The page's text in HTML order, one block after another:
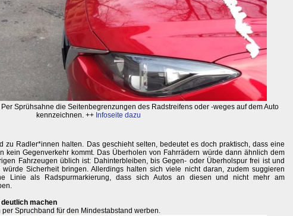
Sprühsahne die Seitenbegrenzungen des Radstreifens oder -weges auf dem Auto
kennzeichnen. ++ Infoseite dazu
zu Radler*innen halten. Das geschieht selten, bedeutet es doch praktisch, dass eine
kein Gegenverkehr kommt. Das Überholen von Fahrrädern würde dann ähnlich dem
Fahrzeugen üblich ist: Dahinterbleiben, bis Gegen- oder Überholspur frei ist und
Sicherheit bringen. Allerdings halten sich viele nicht daran, zudem suggieren
Linie als Radspurmarkierung, dass sich Autos an diesen und nicht mehr am
machen
per Spruchband für den Mindestabstand werben.